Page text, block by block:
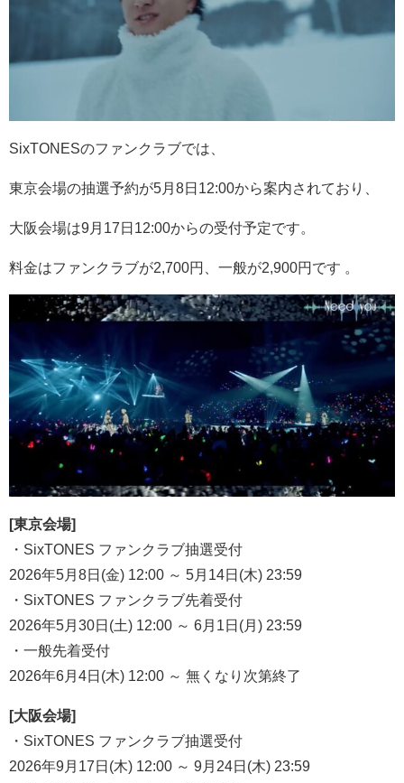
SixTONESのファンクラブでは、
東京会場の抽選予約が5月8日12:00から案内されており、
大阪会場は9月17日12:00からの受付予定です。
料金はファンクラブが2,700円、一般が2,900円です 。
[東京会場]
・SixTONES ファンクラブ抽選受付
2026年5月8日(金) 12:00 ～ 5月14日(木) 23:59
・SixTONES ファンクラブ先着受付
2026年5月30日(土) 12:00 ～ 6月1日(月) 23:59
・一般先着受付
2026年6月4日(木) 12:00 ～ 無くなり次第終了
[大阪会場]
・SixTONES ファンクラブ抽選受付
2026年9月17日(木) 12:00 ～ 9月24日(木) 23:59